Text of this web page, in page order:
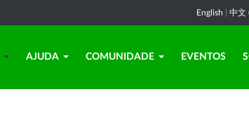
English 中文
AJUDA COMUNIDADE EVENTOS